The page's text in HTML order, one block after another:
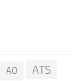
AO ATS